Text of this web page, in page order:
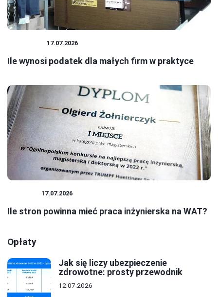
17.07.2026
Ile wynosi podatek dla małych firm w praktyce
17.07.2026
Ile stron powinna mieć praca inżynierska na WAT?
Opłaty
Jak się liczy ubezpieczenie
zdrowotne: prosty przewodnik
12.07.2026